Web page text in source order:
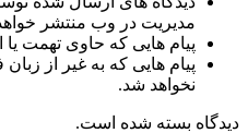
مدیریت در وب منتشر
پیام هایی که حاوی تهمت یا
پیام هایی که به غیر از
نخواهد شد.
دیدگاه بسته شده است.